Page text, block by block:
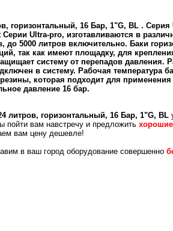
горизонтальный, 16 Бар, 1"G, BL .
Ultra-pro, изготавливаются в
5000 литров включительно. Баки
так как имеют площадку, для
систему от перепадов
в систему. Рабочая температура
которая подходит для
давление 16 бар.
литров, горизонтальный, 16 Бар, 1"G, BL
пойти вам навстречу и предложить
вам цену дешевле!
в ваш город оборудование совершенно